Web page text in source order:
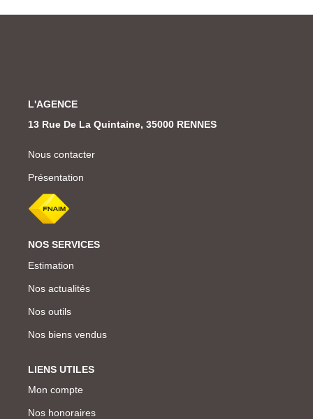
L'AGENCE
13 Rue De La Quintaine, 35000 RENNES
Nous contacter
Présentation
NOS SERVICES
Estimation
Nos actualités
Nos outils
Nos biens vendus
LIENS UTILES
Mon compte
Nos honoraires